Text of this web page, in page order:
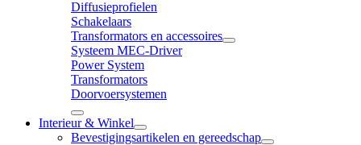
Diffusieprofielen
Schakelaars
Transformators en accessoires
Systeem MEC-Driver
Power System
Transformators
Doorvoersystemen
Interieur & Winkel
Bevestigingsartikelen en gereedschap